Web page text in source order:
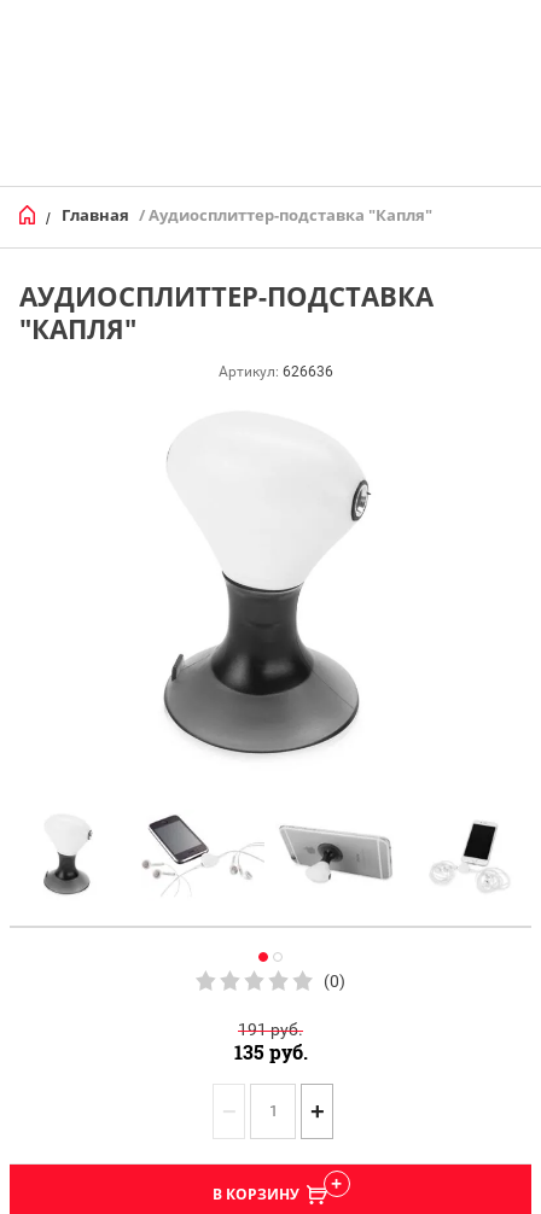
/ Главная / Аудиосплиттер-подставка "Капля"
АУДИОСПЛИТТЕР-ПОДСТАВКА
"КАПЛЯ"
Артикул: 626636
(0)
191руб.
135 руб.
− +
В КОРЗИНУ